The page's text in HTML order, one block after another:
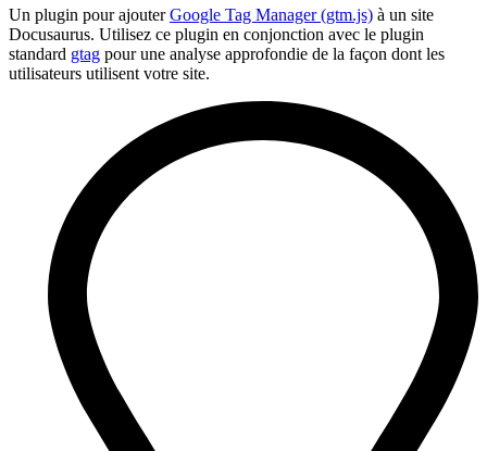
Un plugin pour ajouterGoogle Tag Manager (gtm.js) à un site
Docusaurus. Utilisez ce plugin en conjonction avec le plugin
standard gtag pour une analyse approfondie de la façon dont les
utilisateurs utilisent votre site.